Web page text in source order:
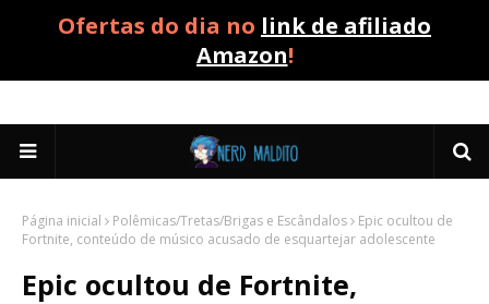
Ofertas do dia no link de afiliado
Amazon!
Página inicial Polêmicas/Tretas/Brigas e Escândalos
Epic ocultou de
Fortnite, conteúdo de músico acusado de esquartejar adolescente
Epic ocultou de Fortnite,